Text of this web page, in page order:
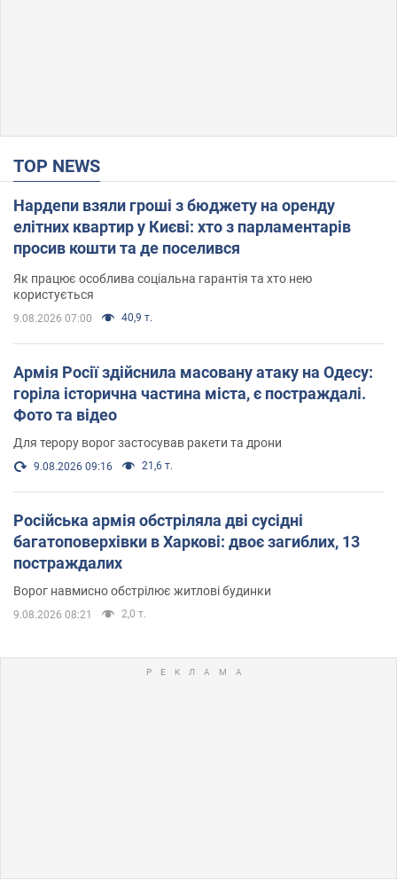
TOP NEWS
Нардепи взяли гроші з бюджету на оренду
елітних квартир у Києві: хто з парламентарів
просив кошти та де поселився
Як працює особлива соціальна гарантія та хто нею
користується
9.08.2026 07:00 40,9 т.
Армія Росії здійснила масовану атаку на Одесу:
горіла історична частина міста, є постраждалі.
Фото та відео
Для терору ворог застосував ракети та дрони
9.08.2026 09:16 21,6 т.
Російська армія обстріляла дві сусідні
багатоповерхівки в Харкові: двоє загиблих, 13
постраждалих
Ворог навмисно обстрілює житлові будинки
9.08.2026 08:21 2,0 т.